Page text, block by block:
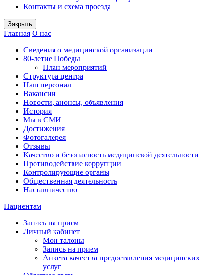
Контакты и схема проезда
Закрыть
Главная О нас
Сведения о медицинской организации
80-летие Победы
План мероприятий
Структура центра
Наш персонал
Вакансии
Новости, анонсы, объявления
История
Мы в СМИ
Достижения
Фотогалерея
Отзывы
Качество и безопасность медицинской деятельности
Противодействие коррупции
Контролирующие органы
Общественная деятельность
Наставничество
Пациентам
Запись на прием
Личный кабинет
Мои талоны
Запись на прием
Анкета качества предоставления медицинских
услуг